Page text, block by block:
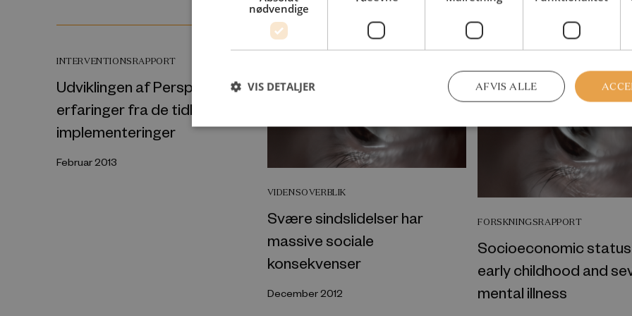
INTERVENTIONSRAPPORT
Udviklingen af Perspekt og
erfaringer fra de tidligere
implementeringer
Februar 2013
VIDENSOVERBLIK
Svære sindslidelser har
massive sociale
konsekvenser
December 2012
FORSKNINGSRAPPORT
Socioeconomic status
early childhood and
mental illness
nødvendige
AFVIS ALLE
VIS DETALJER